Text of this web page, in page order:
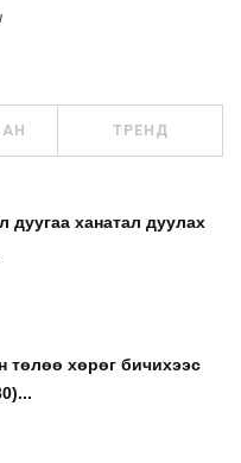
ТРЕНД
дуугаа ханатал дуулах
төлөө хөрөг бичихээс